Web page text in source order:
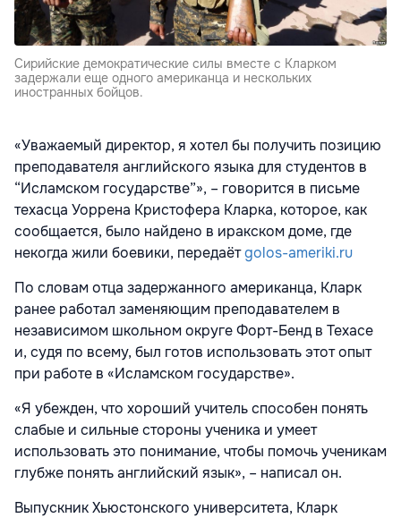
Сирийские демократические силы вместе с Кларком
задержали еще одного американца и нескольких
иностранных бойцов.
«Уважаемый директор, я хотел бы получить позицию
преподавателя английского языка для студентов в
“Исламском государстве”», – говорится в письме
техасца Уоррена Кристофера Кларка, которое, как
сообщается, было найдено в иракском доме, где
некогда жили боевики, передаётgolos-ameriki.ru
По словам отца задержанного американца, Кларк
ранее работал заменяющим преподавателем в
независимом школьном округе Форт-Бенд в Техасе
и, судя по всему, был готов использовать этот опыт
при работе в «Исламском государстве».
«Я убежден, что хороший учитель способен понять
слабые и сильные стороны ученика и умеет
использовать это понимание, чтобы помочь ученикам
глубже понять английский язык», – написал он.
Выпускник Хьюстонского университета, Кларк